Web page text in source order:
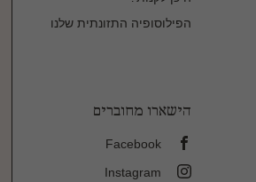
הפילוסופיה התזונתית שלנו
הישארו מחוברים
Facebook
Instagram